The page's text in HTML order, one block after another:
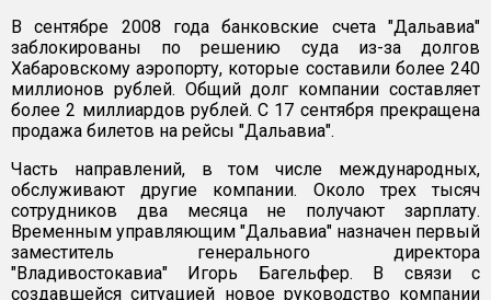
В сентябре 2008 года банковские счета "Дальавиа"
заблокированы по решению суда из-за долгов
Хабаровскому аэропорту, которые составили более 240
миллионов рублей. Общий долг компании составляет
более 2 миллиардов рублей. С 17 сентября прекращена
продажа билетов на рейсы "Дальавиа".
Часть направлений, в том числе международных,
обслуживают другие компании. Около трех тысяч
сотрудников два месяца не получают зарплату.
Временным управляющим "Дальавиа" назначен первый
заместитель генерального директора
"Владивостокавиа" Игорь Багельфер. В связи с
создавшейся ситуацией новое руководство компании